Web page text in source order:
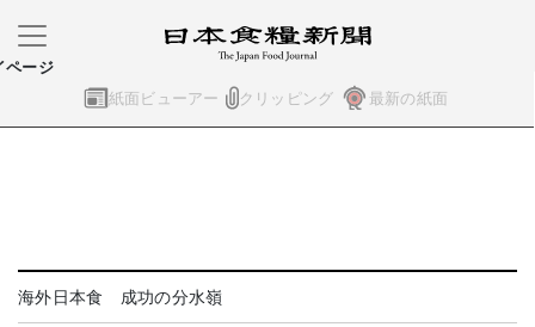
紙面ビューアー クリッピング 最新の紙面
ページ
海外日本食 成功の分水嶺